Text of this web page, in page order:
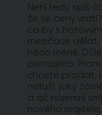
Není tedy spíš
že se ceny
co by s
mezičase
něco méně.
pronajímá.
chcete prodat,
netuší, jaký
a ač nájemní
nového